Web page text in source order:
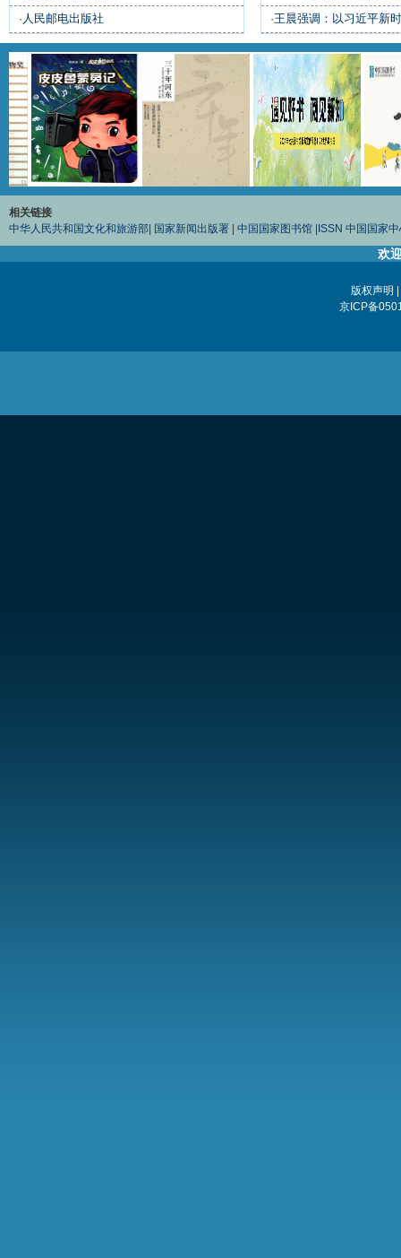
· 人民邮电出版社
·王晨强调：以习近平新
相关链接
中华人民共和国文化和旅游部 国家新闻出版署 中国国家图书馆 ISSN 中国国家
欢
版权声明
京ICP备